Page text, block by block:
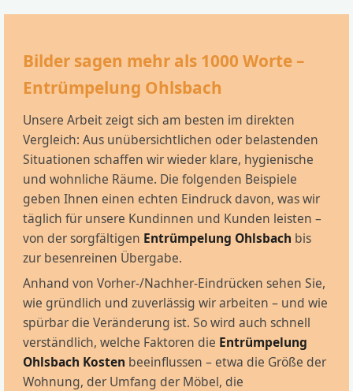
Bilder sagen mehr als 1000 Worte –
Entrümpelung Ohlsbach
Unsere Arbeit zeigt sich am besten im direkten
Vergleich: Aus unübersichtlichen oder belastenden
Situationen schaffen wir wieder klare, hygienische
und wohnliche Räume. Die folgenden Beispiele
geben Ihnen einen echten Eindruck davon, was wir
täglich für unsere Kundinnen und Kunden leisten –
von der sorgfältigen Entrümpelung Ohlsbach bis
zur besenreinen Übergabe.
Anhand von Vorher-/Nachher-Eindrücken sehen Sie,
wie gründlich und zuverlässig wir arbeiten – und wie
spürbar die Veränderung ist. So wird auch schnell
verständlich, welche Faktoren die Entrümpelung
Ohlsbach Kosten beeinflussen – etwa die Größe der
Wohnung, der Umfang der Möbel, die